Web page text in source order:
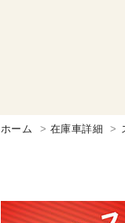
ホーム 在庫車詳細